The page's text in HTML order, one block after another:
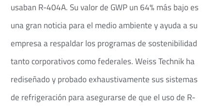
usaban R-404A. Su valor de GWP un 64% más bajo es
una gran noticia para el medio ambiente y ayuda a su
empresa a respaldar los programas de sostenibilidad
tanto corporativos como federales. Weiss Technik ha
rediseñado y probado exhaustivamente sus sistemas
de refrigeración para asegurarse de que el uso de R-